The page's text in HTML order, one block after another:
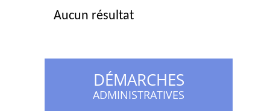
Aucun résultat
DÉMARCHES
ADMINISTRATIVES